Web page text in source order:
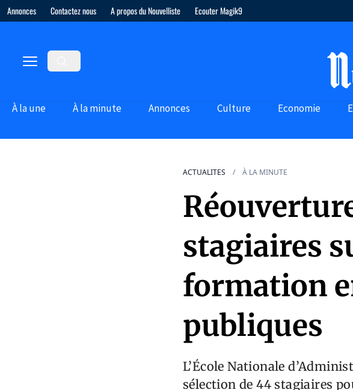
Annonces Contactez nous A propos du Nouvelliste Ecouter Magik9
À la une À la minute Annonces Culture Economie
ACTUALITES À LA MINUTE
stagiaires
formation
publiques
L’École Nationale
sélection de 44 stagiaires